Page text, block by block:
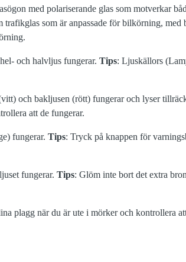
med polariserande glas som motverkar
som är anpassade för bilkörning, med
och halvljus fungerar. Tips: Ljuskällors
och bakljusen (rött) fungerar och lyser
att de fungerar.
fungerar. Tips: Tryck på knappen för
fungerar. Tips: Glöm inte bort det extra
plagg när du är ute i mörker och kontrollera